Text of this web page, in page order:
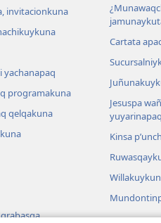
invitacionkuna
yachanapaq
programakuna
qelqakuna
Cartata
Jesuspa
yuyarinapaq
Kinsa